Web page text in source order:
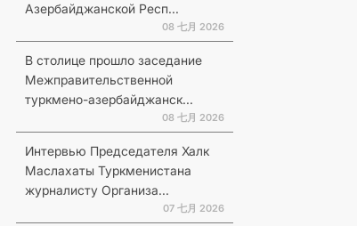
Азербайджанской Респ...
08 七月 2026
В столице прошло заседание
Межправительственной
туркмено-азербайджанск...
08 七月 2026
Интервью Председателя Халк
Маслахаты Туркменистана
журналисту Организа...
07 七月 2026